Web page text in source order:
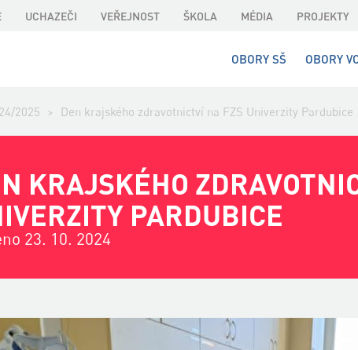
UCHAZEČI VEŘEJNOST ŠKOLA MÉDIA PROJEKTY
OBORY SŠ OBORY
2025 > Den krajského zdravotnictví na FZS Univerzity Pardubice
KRAJSKÉHO
PARDUBICE
23. 10. 2024